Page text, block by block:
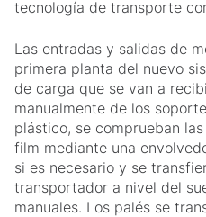
tecnología de transporte
Las entradas y salidas de
primera planta del nuevo
de carga que se van a
manualmente de los
plástico, se comprueban
film mediante una
si es necesario y se
transportador a nivel del
manuales. Los palés se